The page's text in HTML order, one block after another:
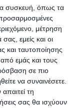
συσκευή, όπως τα
μέτρηση
εμείς και οι
και ταυτοποίησης
εμάς και τους
σε πιο
να συναινέσετε.
τη
σας θα ισχύουν